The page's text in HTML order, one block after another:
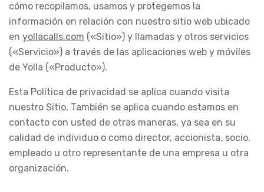
cómo recopilamos, usamos y protegemos la
información en relación con nuestro sitio web ubicado
en yollacalls.com («Sitio») y llamadas y otros servicios
(«Servicio») a través de las aplicaciones web y móviles
de Yolla («Producto»).
Esta Política de privacidad se aplica cuando visita
nuestro Sitio. También se aplica cuando estamos en
contacto con usted de otras maneras, ya sea en su
calidad de individuo o como director, accionista, socio,
empleado u otro representante de una empresa u otra
organización.